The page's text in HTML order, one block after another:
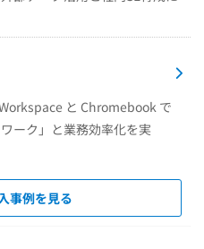
と Chromebook で
ーク」と業務効率化を実
事例を見る